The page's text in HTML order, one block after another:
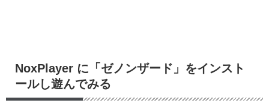
NoxPlayer に「ゼノンザード」をインスト
ールし遊んでみる